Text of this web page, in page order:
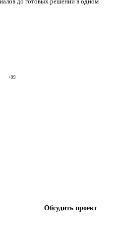
+99
Обсудить проект